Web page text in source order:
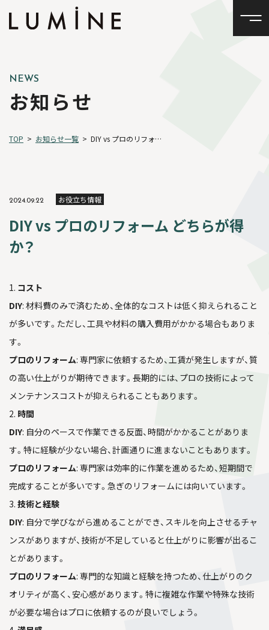
NEWS
お知らせ
TOP > お知らせ一覧 > DIY vs プロのリフォーム どちらが得か？
2024.09.22 お役立ち情報
DIY vs プロのリフォーム どちらが得
か？
1. コスト
DIY: 材料費のみで済むため、全体的なコストは低く抑えられること
が多いです。ただし、工具や材料の購入費用がかかる場合もありま
す。
プロのリフォーム: 専門家に依頼するため、工賃が発生しますが、質
の高い仕上がりが期待できます。長期的には、プロの技術によって
メンテナンスコストが抑えられることもあります。
2. 時間
DIY: 自分のペースで作業できる反面、時間がかかることがありま
す。特に経験が少ない場合、計画通りに進まないこともあります。
プロのリフォーム: 専門家は効率的に作業を進めるため、短期間で
完成することが多いです。急ぎのリフォームには向いています。
3. 技術と経験
DIY: 自分で学びながら進めることができ、スキルを向上させるチャ
ンスがありますが、技術が不足していると仕上がりに影響が出るこ
とがあります。
プロのリフォーム: 専門的な知識と経験を持つため、仕上がりのク
オリティが高く、安心感があります。特に複雑な作業や特殊な技術
が必要な場合はプロに依頼するのが良いでしょう。